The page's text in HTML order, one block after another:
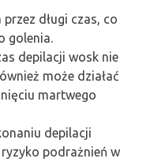
długi czas, co
golenia.
depilacji wosk nie
może działać
martwego
depilacji
podrażnień w